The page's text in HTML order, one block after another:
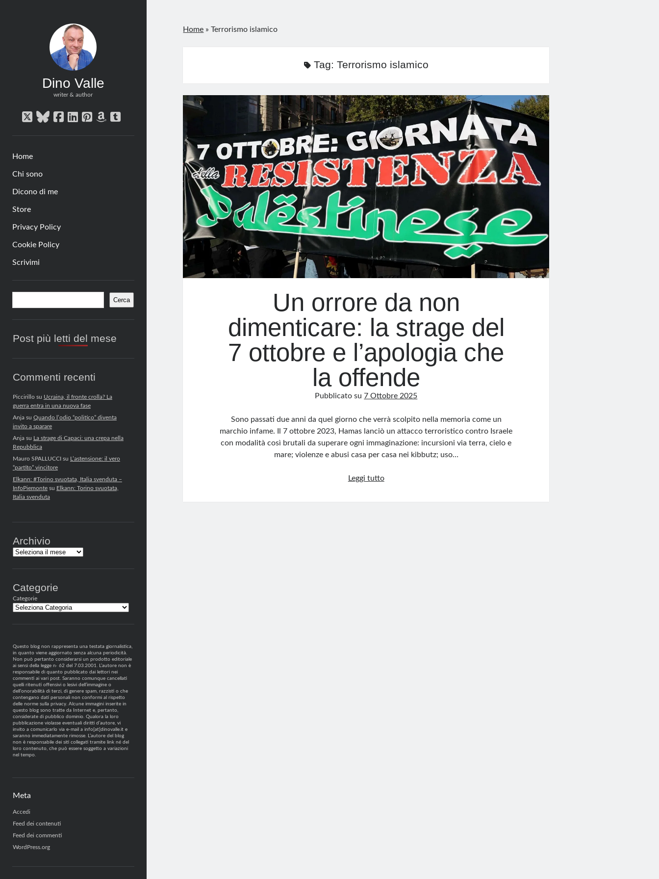
Dino Valle
writer & author
twitterbluesky
facebook
linkedin
pinterest
amazon
tumblr
Home
Chi sono
Dicono di me
Store
Privacy Policy
Cookie Policy
Scrivimi
Barra
laterale
Cerca
Post più letti del mese
Commenti recenti
Piccirillosu Ucraina, il fronte crolla? La
guerra entra in una nuova fase
Anjasu Quando l’odio “politico” diventa
invito a sparare
Anjasu La strage di Capaci: una crepa nella
Repubblica
Mauro SPALLUCCIsu L’astensione: il vero
“partito” vincitore
Elkann: #Torino svuotata, Italia svenduta –
InfoPiemontesu Elkann: Torino svuotata,
Italia svenduta
Archivio
Archivi
Categorie
Categorie
Questo blog non rappresenta una testata giornalistica,
in quanto viene aggiornato senza alcuna periodicità.
Non può pertanto considerarsi un prodotto editoriale
ai sensi della legge n· 62 del 7.03.2001. L’autore non è
responsabile di quanto pubblicato dai lettori nei
commenti ai vari post. Saranno comunque cancellati
quelli ritenuti offensivi o lesivi dell’immagine o
dell’onorabilità di terzi, di genere spam, razzisti o che
contengano dati personali non conformi al rispetto
delle norme sulla privacy. Alcune immagini inserite in
questo blog sono tratte da Internet e, pertanto,
considerate di pubblico dominio. Qualora la loro
pubblicazione violasse eventuali diritti d’autore, vi
invito a comunicarlo via e-mail a info[at]dinovalle.it e
saranno immediatamente rimosse. L’autore del blog
non è responsabile dei siti collegati tramite link né del
loro contenuto, che può essere soggetto a variazioni
nel tempo.
Meta
Accedi
Feed dei contenuti
Feed dei commenti
WordPress.org
Home »Terrorismo islamico
Tag: Terrorismo islamico
Un orrore da non
dimenticare: la strage del
7 ottobre e l’apologia che
la offende
Pubblicato su7 Ottobre 2025
Sono passati due anni da quel giorno che verrà scolpito nella memoria come un
marchio infame. Il 7 ottobre 2023, Hamas lanciò un attacco terroristico contro Israele
con modalità così brutali da superare ogni immaginazione: incursioni via terra, cielo e
mare; violenze e abusi casa per casa nei kibbutz; uso…
Leggi tuttoUn